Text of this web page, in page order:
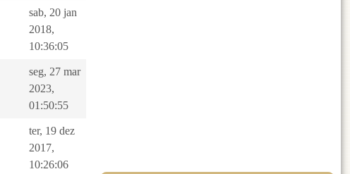
sab, 20 jan
2018,
10:36:05
seg, 27 mar
2023,
01:50:55
ter, 19 dez
2017,
10:26:06